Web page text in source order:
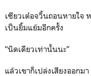
เซียวเต๋อจวิ้นถอนหายใจ
เป็นยิ้มแย้มอีกครั้ง
“นิดเดียวเท่านั้นนะ”
แล้วเขาก็เปล่งเสียงออกมา